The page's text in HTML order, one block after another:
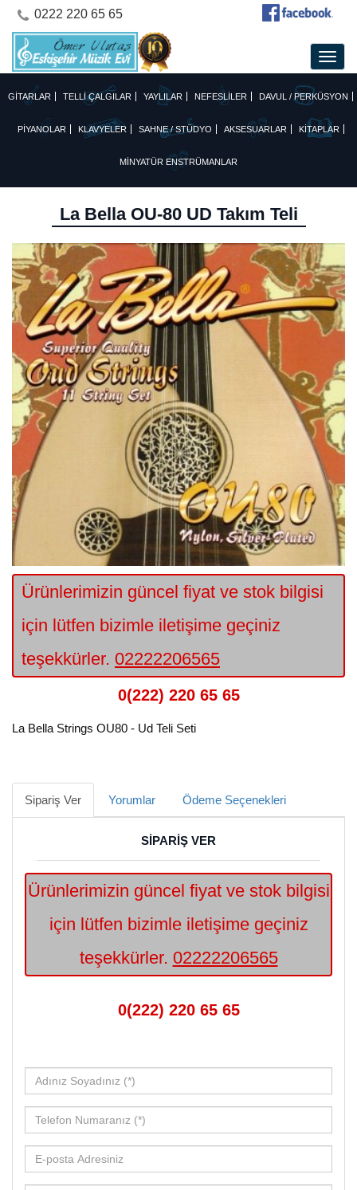
0222 220 65 65
GİTARLAR TELLİ ÇALGILAR YAYLILAR NEFESLİLER DAVUL / PERKÜSYON
PİYANOLAR KLAVYELER SAHNE / STÜDYO AKSESUARLAR KİTAPLAR
MİNYATÜR ENSTRÜMANLAR
La Bella OU-80 UD Takım Teli
Ürünlerimizin güncel fiyat ve stok bilgisi
için lütfen bizimle iletişime geçiniz
teşekkürler. 02222206565
0(222) 220 65 65
La Bella Strings OU80 - Ud Teli Seti
Sipariş Ver Yorumlar Ödeme Seçenekleri
SİPARİŞ VER
Ürünlerimizin güncel fiyat ve stok bilgisi
için lütfen bizimle iletişime geçiniz
teşekkürler. 02222206565
0(222) 220 65 65